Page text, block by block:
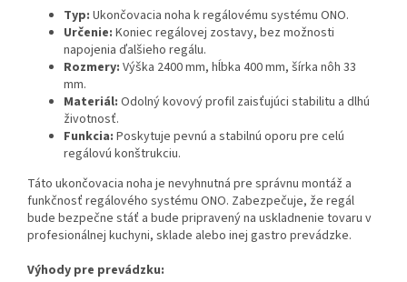
Typ: Ukončovacia noha k regálovému systému ONO.
Určenie: Koniec regálovej zostavy, bez možnosti
napojenia ďalšieho regálu.
Rozmery: Výška 2400 mm, hĺbka 400 mm, šírka nôh 33
mm.
Materiál: Odolný kovový profil zaisťujúci stabilitu a dlhú
životnosť.
Funkcia: Poskytuje pevnú a stabilnú oporu pre celú
regálovú konštrukciu.
Táto ukončovacia noha je nevyhnutná pre správnu montáž a
funkčnosť regálového systému ONO. Zabezpečuje, že regál
bude bezpečne stáť a bude pripravený na uskladnenie tovaru v
profesionálnej kuchyni, sklade alebo inej gastro prevádzke.
Výhody pre prevádzku: